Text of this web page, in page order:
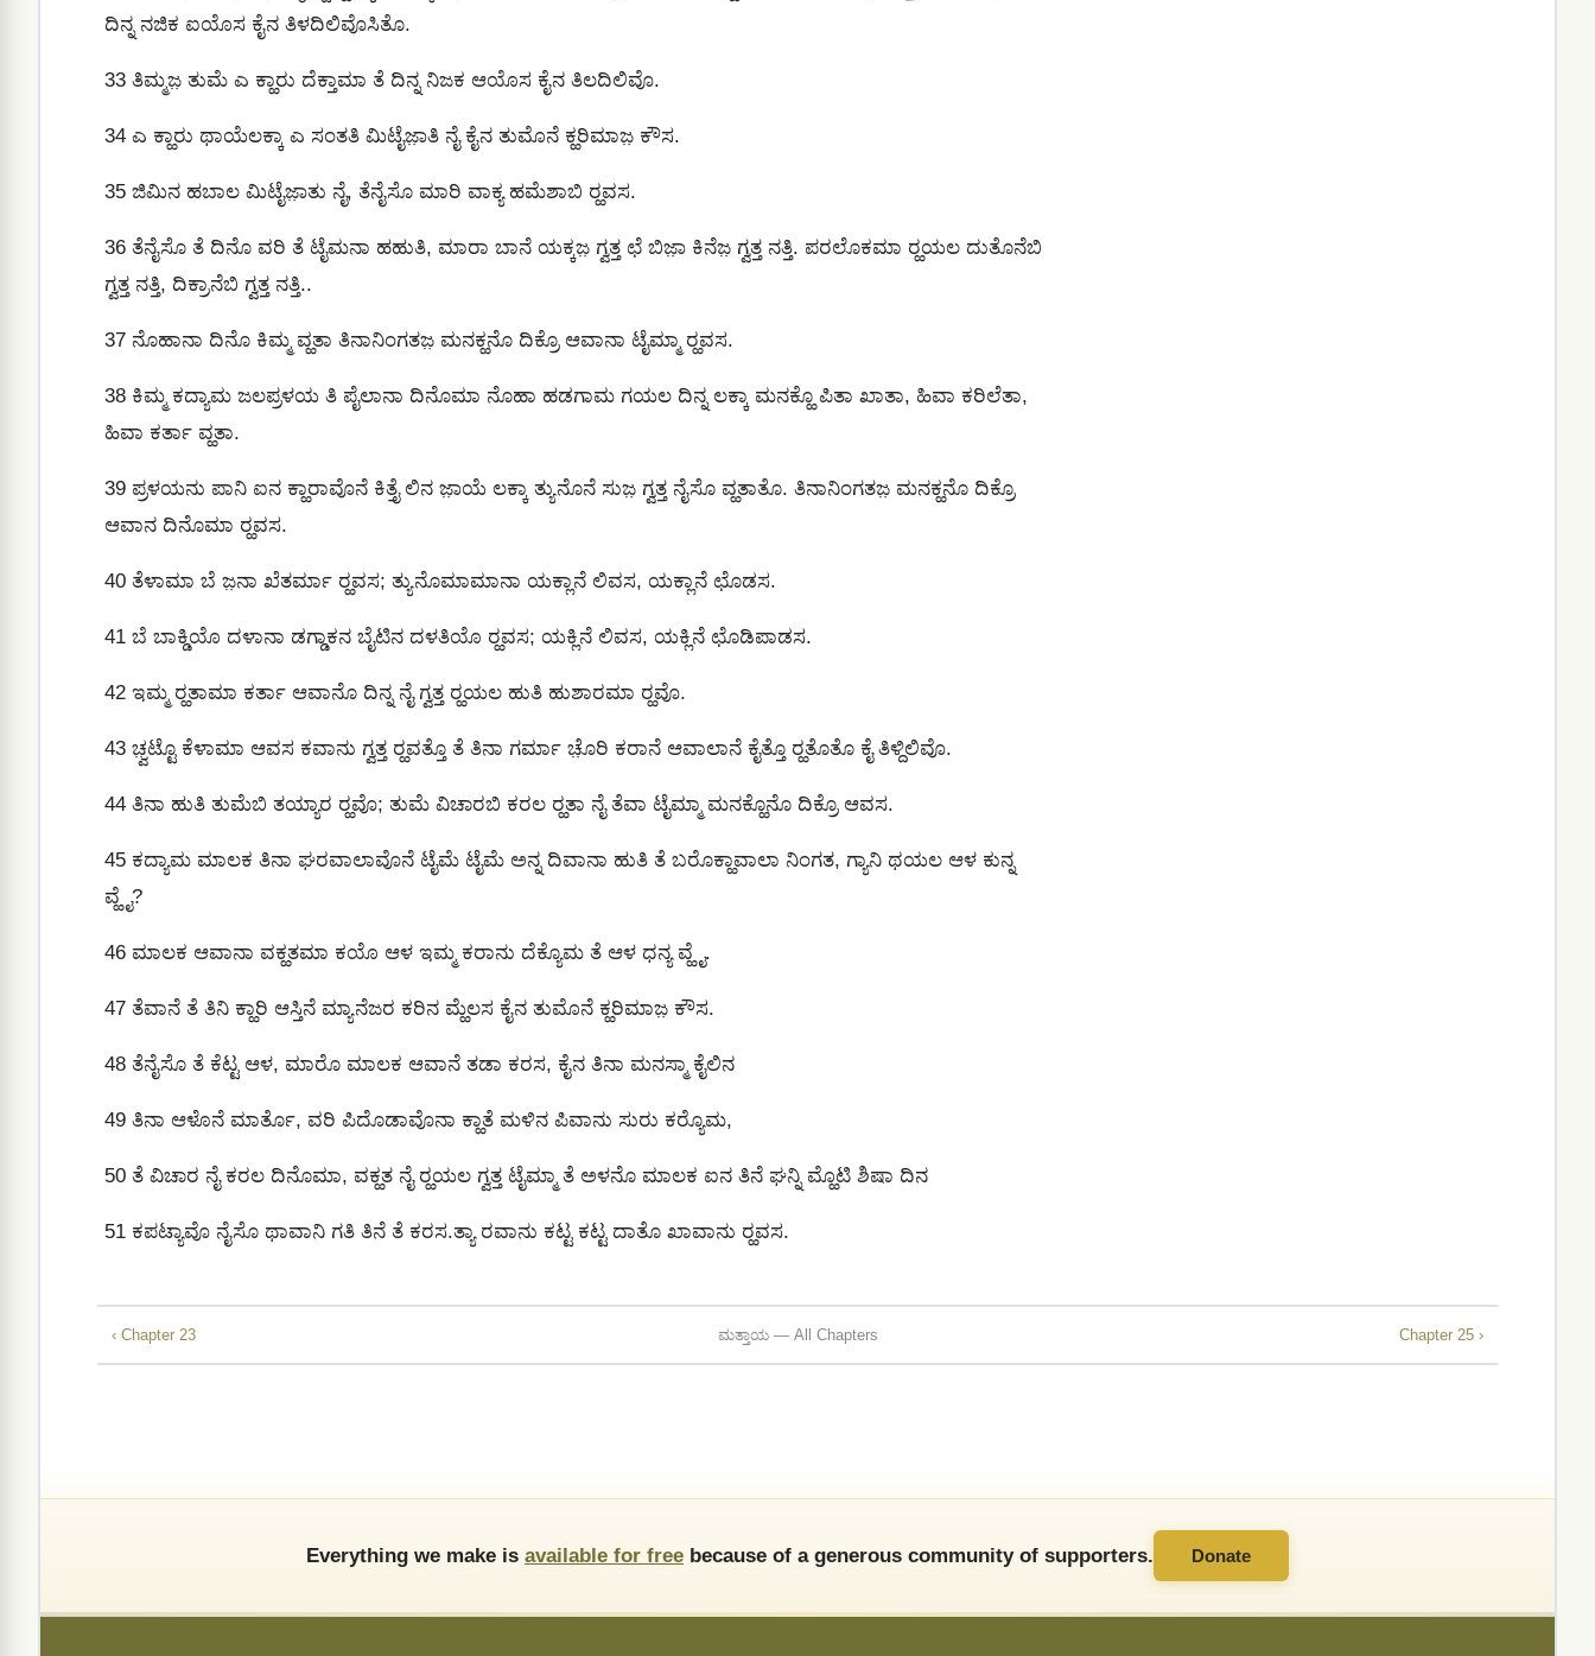
ದಿನ್ನ ನಜಿಕ ಐಯೊಸ ಕೈನ ತಿಳದಿಲಿವೊಸಿತೊ.
33 ತಿಮ್ಮಜ಼ ತುಮೆ ಎ ಕ್ಹಾರು ದೆಕ್ತಾಮಾ ತೆ ದಿನ್ನ ನಿಜಕ ಆಯೊಸ ಕೈನ ತಿಲದಿಲಿವೊ.
34 ಎ ಕ್ಹಾರು ಥಾಯೆಲಕ್ಕಾ ಎ ಸಂತತಿ ಮಿಟೈಜಾ಼ತಿ ನೈ ಕೈನ ತುಮೊನೆ ಕ್ಹರಿಮಾಜ಼ ಕೌಸ.
35 ಜಿಮಿನ ಹಬಾಲ ಮಿಟೈಜಾ಼ತು ನೈ, ತೆನೈಸೊ ಮಾರಿ ವಾಕ್ಯ ಹಮೆಶಾಬಿ ರ‍್ಹವಸ.
36 ತೆನೈಸೊ ತೆ ದಿನೊ ವರಿ ತೆ ಟೈಮನಾ ಹಹುತಿ, ಮಾರಾ ಬಾನೆ ಯಕ್ಕಜ಼ ಗ್ವತ್ತ ಛೆ ಬಿಜಾ಼ ಕಿನೆಜ಼ ಗ್ವತ್ತ ನತ್ತಿ. ಪರಲೊಕಮಾ ರ‍್ಹಯಲ ದುತೊನೆಬಿ
ಗ್ವತ್ತ ನತ್ತಿ, ದಿಕ್ರಾನೆಬಿ ಗ್ವತ್ತ ನತ್ತಿ..
37 ನೊಹಾನಾ ದಿನೊ ಕಿಮ್ಮ ವ್ಹತಾ ತಿನಾನಿಂಗತಜ಼ ಮನಕ್ಹನೊ ದಿಕ್ರೊ ಆವಾನಾ ಟೈಮ್ಮಾ ರ‍್ಹವಸ.
38 ಕಿಮ್ಮ ಕದ್ಯಾಮ ಜಲಪ್ರಳಯ ತಿ ಪೈಲಾನಾ ದಿನೊಮಾ ನೊಹಾ ಹಡಗಾಮ ಗಯಲ ದಿನ್ನ ಲಕ್ಕಾ ಮನಕ್ಹೊ ಪಿತಾ ಖಾತಾ, ಹಿವಾ ಕರಿಲೆತಾ,
ಹಿವಾ ಕರ್ತಾ ವ್ಹತಾ.
39 ಪ್ರಳಯನು ಪಾನಿ ಐನ ಕ್ಹಾರಾವೊನೆ ಕಿತ್ತೈ ಲಿನ ಜಾ಼ಯೆ ಲಕ್ಕಾ ತ್ಯುನೊನೆ ಸುಜ಼ ಗ್ವತ್ತ ನೈಸೊ ವ್ಹತಾತೊ. ತಿನಾನಿಂಗತಜ಼ ಮನಕ್ಹನೊ ದಿಕ್ರೊ
ಆವಾನ ದಿನೊಮಾ ರ‍್ಹವಸ.
40 ತೆಳಾಮಾ ಬೆ ಜ಼ನಾ ಖೆತರ್ಮಾ ರ‍್ಹವಸ; ತ್ಯುನೊಮಾಮಾನಾ ಯಕ್ಲಾನೆ ಲಿವಸ, ಯಕ್ಲಾನೆ ಛೊಡಸ.
41 ಬೆ ಬಾಕ್ಡಿಯೊ ದಳಾನಾ ಡಗ್ಡಾಕನ ಬೈಟಿನ ದಳತಿಯೊ ರ‍್ಹವಸ; ಯಕ್ಲಿನೆ ಲಿವಸ, ಯಕ್ಲಿನೆ ಛೊಡಿಪಾಡಸ.
42 ಇಮ್ಮ ರ‍್ಹತಾಮಾ ಕರ್ತಾ ಆವಾನೊ ದಿನ್ನ ನೈ ಗ್ವತ್ತ ರ‍್ಹಯಲ ಹುತಿ ಹುಶಾರಮಾ ರ‍್ಹವೊ.
43 ಚ಼್ವಟ್ಟೊ ಕೆಳಾಮಾ ಆವಸ ಕವಾನು ಗ್ವತ್ತ ರ‍್ಹವತ್ತೊ ತೆ ತಿನಾ ಗರ್ಮಾ ಚೊ಼ರಿ ಕರಾನೆ ಆವಾಲಾನೆ ಕೈತ್ತೊ ರ‍್ಹತೊತೊ ಕೈ ತಿಳ್ದಿಲಿವೊ.
44 ತಿನಾ ಹುತಿ ತುಮೆಬಿ ತಯ್ಯಾರ ರ‍್ಹವೊ; ತುಮೆ ವಿಚಾರಬಿ ಕರಲ ರ‍್ಹತಾ ನೈ ತೆವಾ ಟೈಮ್ಮಾ ಮನಕ್ಹೊನೊ ದಿಕ್ರೊ ಆವಸ.
45 ಕದ್ಯಾಮ ಮಾಲಕ ತಿನಾ ಘರವಾಲಾವೊನೆ ಟೈಮೆ ಟೈಮೆ ಅನ್ನ ದಿವಾನಾ ಹುತಿ ತೆ ಬರೊಕ್ಹಾವಾಲಾ ನಿಂಗತ, ಗ್ಯಾನಿ ಥಯಲ ಆಳ ಕುನ್ನ
ವ್ಹೈ?
46 ಮಾಲಕ ಆವಾನಾ ವಕ್ಹತಮಾ ಕಯೊ ಆಳ ಇಮ್ಮ ಕರಾನು ದೆಕ್ಯೊಮ ತೆ ಆಳ ಧನ್ಯ ವ್ಹೈ.
47 ತೆವಾನೆ ತೆ ತಿನಿ ಕ್ಹಾರಿ ಆಸ್ತಿನೆ ಮ್ಯಾನೆಜರ ಕರಿನ ಮ್ಹೆಲಸ ಕೈನ ತುಮೊನೆ ಕ್ಹರಿಮಾಜ಼ ಕೌಸ.
48 ತೆನೈಸೊ ತೆ ಕೆಟ್ಟ ಆಳ, ಮಾರೊ ಮಾಲಕ ಆವಾನೆ ತಡಾ ಕರಸ, ಕೈನ ತಿನಾ ಮನಸ್ಮಾ ಕೈಲಿನ
49 ತಿನಾ ಆಳೊನೆ ಮಾರ್ತೊ, ವರಿ ಪಿದೊಡಾವೊನಾ ಕ್ಹಾತೆ ಮಳಿನ ಪಿವಾನು ಸುರು ಕರ‍್ಯೊಮ,
50 ತೆ ವಿಚಾರ ನೈ ಕರಲ ದಿನೊಮಾ, ವಕ್ಹತ ನೈ ರ‍್ಹಯಲ ಗ್ವತ್ತ ಟೈಮ್ಮಾ ತೆ ಅಳನೊ ಮಾಲಕ ಐನ ತಿನೆ ಘನ್ನಿ ಮ್ಹೊಟಿ ಶಿಷಾ ದಿನ
51 ಕಪಟ್ಯಾವೊ ನೈಸೊ ಥಾವಾನಿ ಗತಿ ತಿನೆ ತೆ ಕರಸ.ತ್ಯಾ ರವಾನು ಕಟ್ಟ ಕಟ್ಟ ದಾತೊ ಖಾವಾನು ರ‍್ಹವಸ.
‹ Chapter 23 ಮತ್ತಾಯ — All Chapters Chapter 25 ›
Everything we make is available for free because of a generous community of supporters. Donate